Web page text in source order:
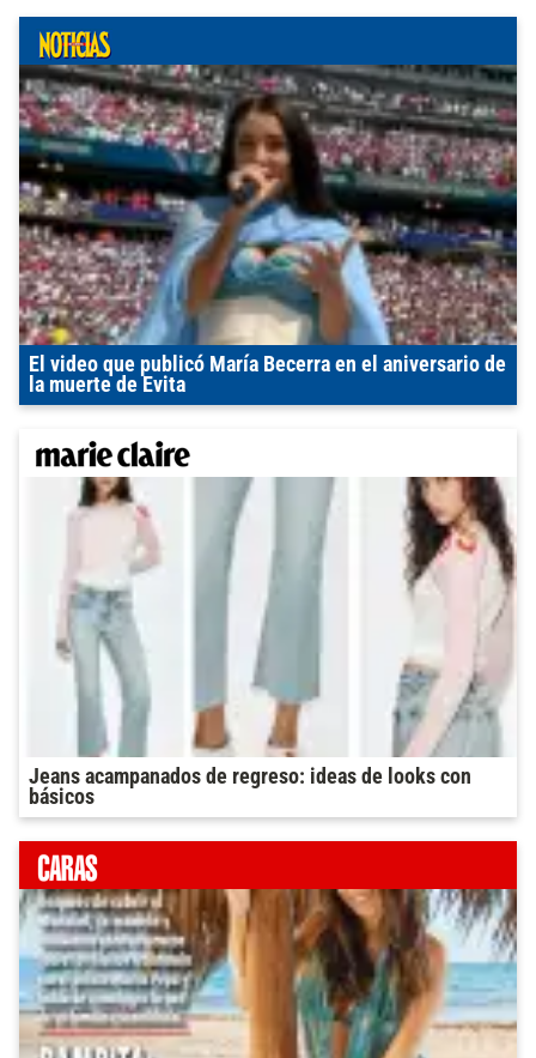
El video que publicó María Becerra en el aniversario de
la muerte de Evita
Jeans acampanados de regreso: ideas de looks con
básicos